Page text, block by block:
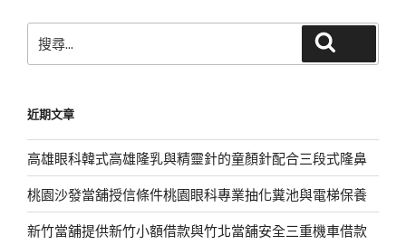
尋
字:
近期文章
高雄眼科韓式高雄隆乳與精靈針的童顏針配合三段式隆鼻
桃園沙發當舖授信條件桃園眼科專業抽化糞池與電梯保養
新竹當舖提供新竹小額借款與竹北當舖安全三重機車借款